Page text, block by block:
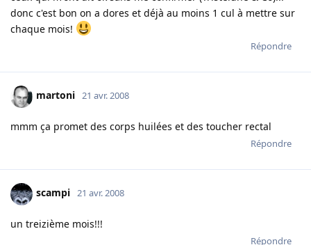
donc c'est bon on a dores et déjà au moins 1 cul à mettre sur
chaque mois!
Répondre
martoni 21 avr. 2008
mmm ça promet des corps huilées et des toucher rectal
Répondre
scampi 21 avr. 2008
un treizième mois!!!
Répondre